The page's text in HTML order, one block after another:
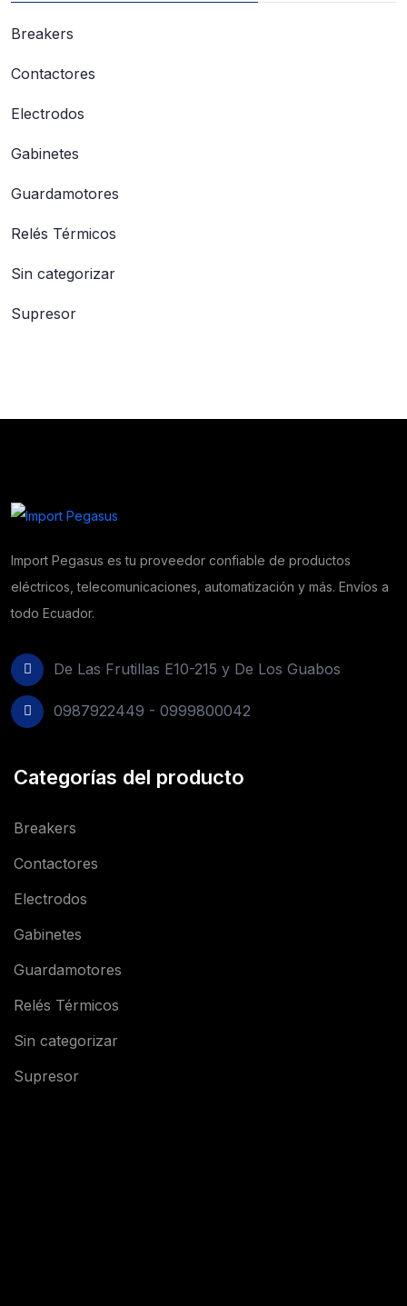
Breakers
Contactores
Electrodos
Gabinetes
Guardamotores
Relés Térmicos
Sin categorizar
Supresor
Import Pegasus es tu proveedor confiable de productos
eléctricos, telecomunicaciones, automatización y más. Envíos a
todo Ecuador.
De Las Frutillas E10-215 y De Los Guabos
0987922449 - 0999800042
Categorías del producto
Breakers
Contactores
Electrodos
Gabinetes
Guardamotores
Relés Térmicos
Sin categorizar
Supresor